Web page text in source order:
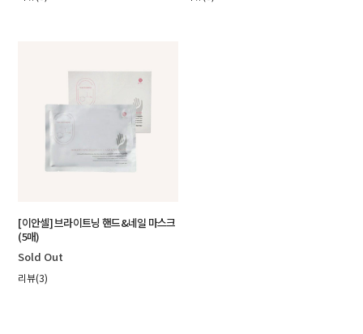
[이안셀] 브라이트닝 핸드&네일 마스크
(5매)
Sold Out
리뷰(3)